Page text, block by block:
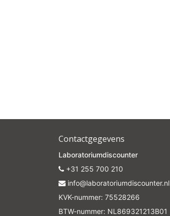
Contactgegevens
Laboratoriumdiscounter
+31 255 700 210
info@laboratoriumdiscounter.nl
KVK-nummer: 75528266
BTW-nummer: NL869321213B01